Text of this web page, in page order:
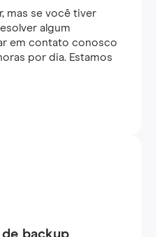
mas se você tiver
algum
em contato conosco
por dia. Estamos